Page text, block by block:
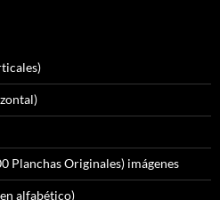
Planchas Originales) imágenes
alfabético)